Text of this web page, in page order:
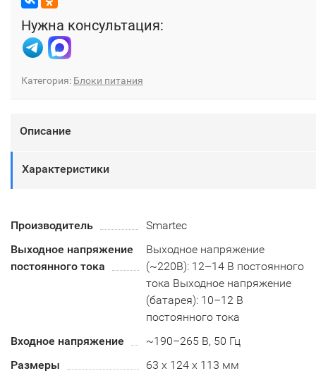
Нужна консультация:
Категория: Блоки питания
Описание
Характеристики
Производитель
Smartec
Выходное напряжение
постоянного тока
Выходное напряжение
(~220В): 12–14 В постоянного
тока Выходное напряжение
(батарея): 10–12 В
постоянного тока
Входное напряжение
~190–265 В, 50 Гц
Размеры
63 х 124 х 113 мм